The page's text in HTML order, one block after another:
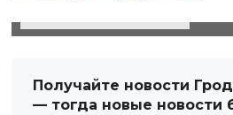
Получайте новости
— тогда новые новости